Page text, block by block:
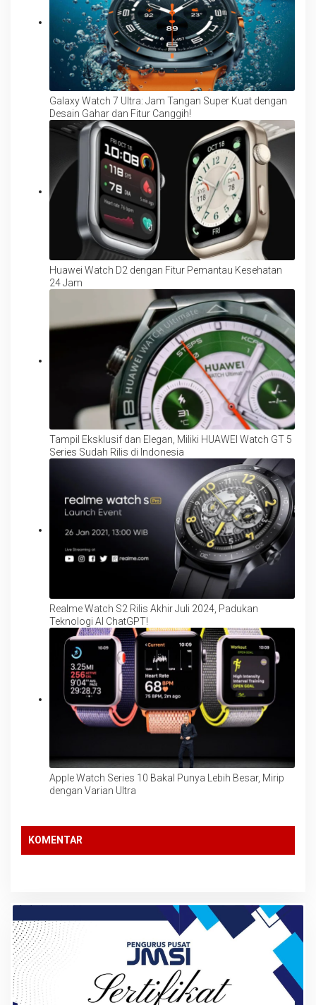
Galaxy Watch 7 Ultra: Jam Tangan Super Kuat dengan
Desain Gahar dan Fitur Canggih!
Huawei Watch D2 dengan Fitur Pemantau Kesehatan
24 Jam
Tampil Eksklusif dan Elegan, Miliki HUAWEI Watch GT 5
Series Sudah Rilis di Indonesia
Realme Watch S2 Rilis Akhir Juli 2024, Padukan
Teknologi AI ChatGPT!
Apple Watch Series 10 Bakal Punya Lebih Besar, Mirip
dengan Varian Ultra
KOMENTAR